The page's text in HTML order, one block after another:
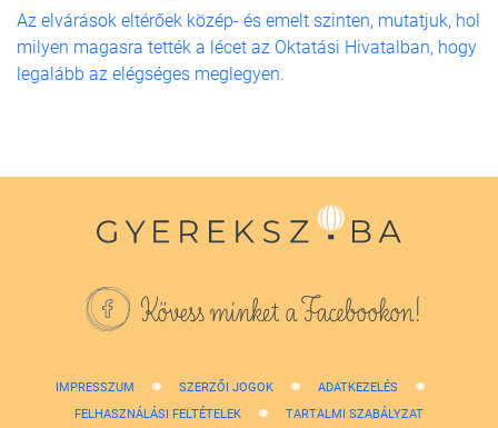
Az elvárások eltérőek közép- és emelt szinten, mutatjuk, hol
milyen magasra tették a lécet az Oktatási Hivatalban, hogy
legalább az elégséges meglegyen.
Kövess minket a Facebookon!
IMPRESSZUM SZERZŐI JOGOK
ADATKEZELÉS
FELHASZNÁLÁSI FELTÉTELEK
TARTALMI SZABÁLYZAT